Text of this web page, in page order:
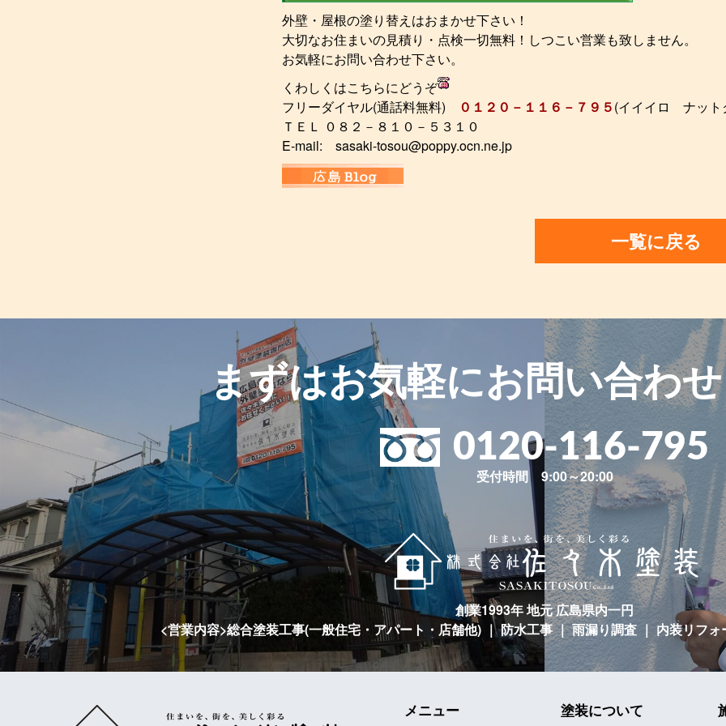
外壁・屋根の塗り替えはおまかせ下さい！
大切なお住まいの見積り・点検一切無料！しつこい営業も致しません。
お気軽にお問い合わせ下さい。
くわしくはこちらにどうぞ
フリーダイヤル(通話料無料)
０１２０－１１６－７９５(イイイロ ナット
ＴＥＬ ０８２－８１０－５３１０
E-mail: sasaki-tosou@poppy.ocn.ne.jp
一覧に戻る
まずはお気軽にお問い合わ
0120-116-795
受付時間 9:00～20:00
創業1993年 地元 広島県内一円
<営業内容>総合塗装工事(一般住宅・アパート・店舗他) ｜ 防水工事 ｜ 雨漏り調査 ｜ 内装リフォ
メニュー 塗装について